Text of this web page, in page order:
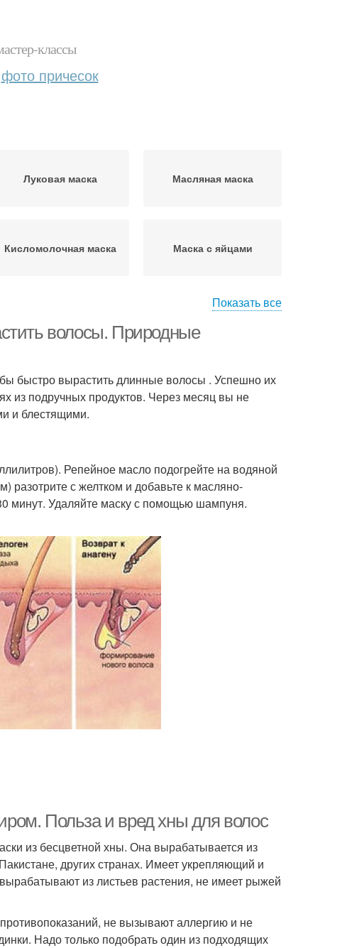
классы
фото причесок
Луковая маска Масляная маска
Кисломолочная маска Маска с яйцами
Простая маска Маски с хной
Показать все
волосы. Природные
быстро вырастить длинные волосы . Успешно их
из подручных продуктов. Через месяц вы не
и блестящими.
Репейное масло подогрейте на водяной
разотрите с желтком и добавьте к масляно-
минут. Удаляйте маску с помощью шампуня.
Польза и вред хны для волос
из бесцветной хны. Она вырабатывается из
других странах. Имеет укрепляющий и
из листьев растения, не имеет рыжей
не вызывают аллергию и не
Надо только подобрать один из подходящих